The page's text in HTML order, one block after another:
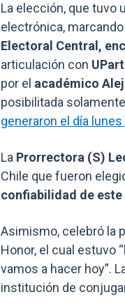
La elección, que tuvo
electrónica,
Electoral Central,
articulación con
por el académico
posibilitada
generaron el día
La Prorrectora (S)
Chile que fueron
confiabilidad de este
Asimismo, celebró la
Honor, el cual estuvo
vamos a hacer hoy”.
institución de